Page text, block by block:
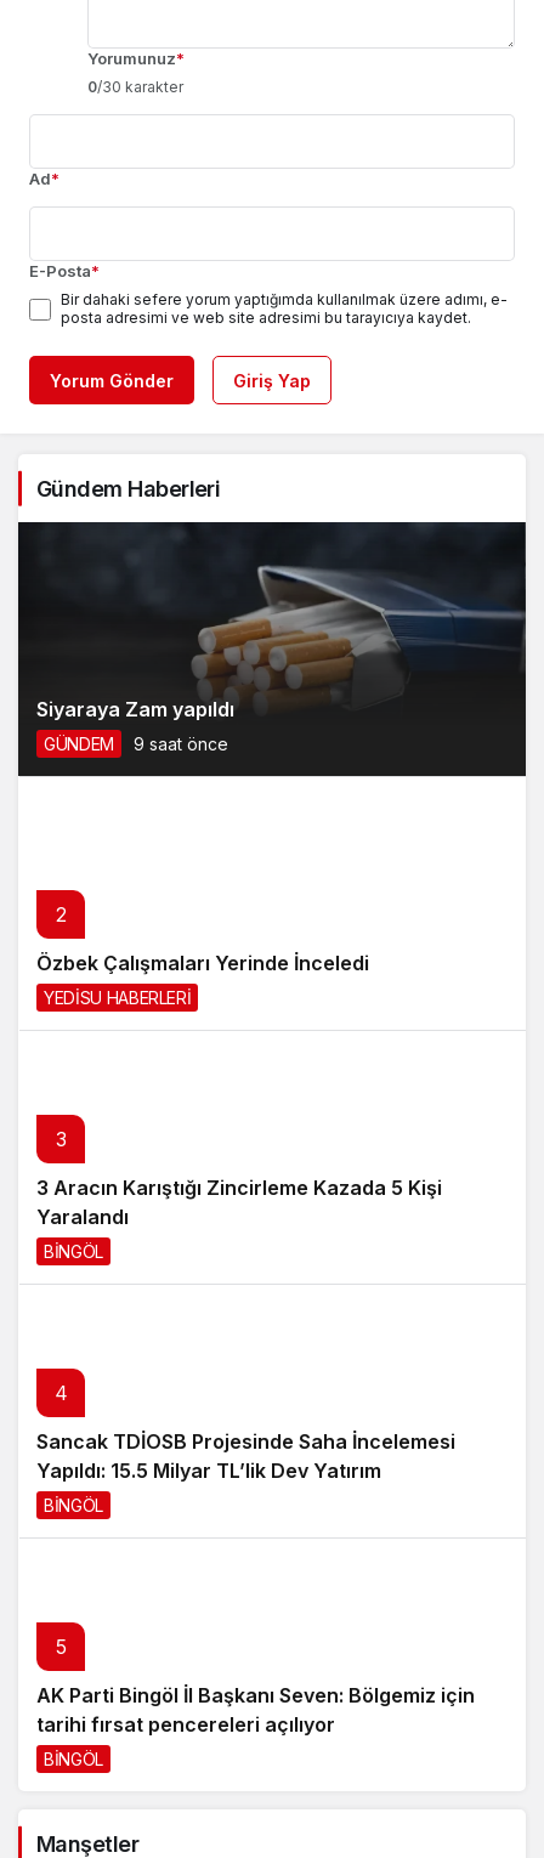
Yorumunuz*
0/30 karakter
Ad*
E-Posta*
Bir dahaki sefere yorum yaptığımda kullanılmak üzere adımı, e-
posta adresimi ve web site adresimi bu tarayıcıya kaydet.
Yorum Gönder Giriş Yap
Gündem Haberleri
Siyaraya Zam yapıldı
GÜNDEM 9 saat önce
2
Özbek Çalışmaları Yerinde İnceledi
YEDİSU HABERLERİ
3
3 Aracın Karıştığı Zincirleme Kazada 5 Kişi
Yaralandı
BİNGÖL
4
Sancak TDİOSB Projesinde Saha İncelemesi
Yapıldı: 15.5 Milyar TL’lik Dev Yatırım
BİNGÖL
5
AK Parti Bingöl İl Başkanı Seven: Bölgemiz için
tarihi fırsat pencereleri açılıyor
BİNGÖL
Manşetler